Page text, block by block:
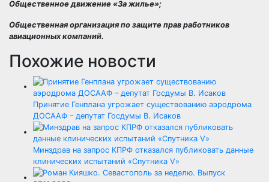
Общественное движение «За жилье»;
Общественная организация по защите прав работников
авиационных компаний.
Похожие новости
Принятие Генплана угрожает существованию аэродрома
ДОСААФ – депутат Госдумы В. Исаков
Минздрав на запрос КПРФ отказался публиковать данные
клинических испытаний «Спутника V»